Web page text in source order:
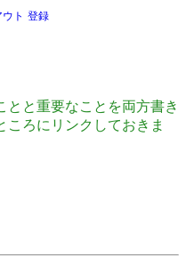
ト 登録
と重要なことを両方書き
ころにリンクしておきま